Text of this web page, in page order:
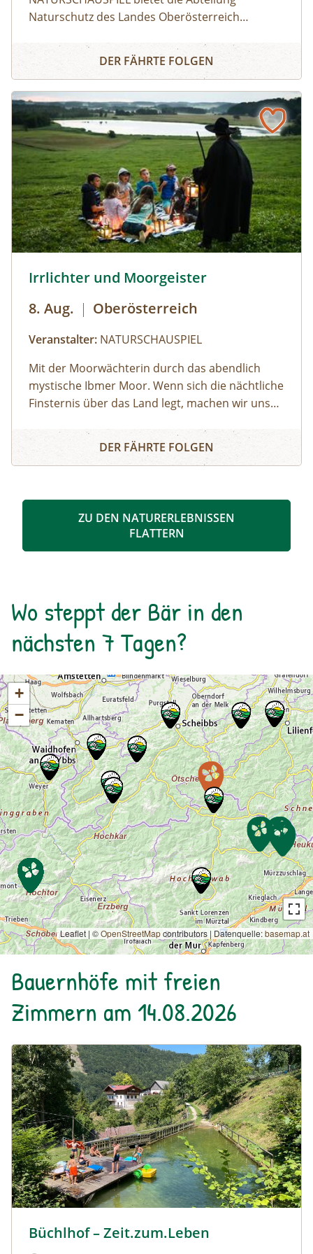
Naturschutz des Landes Oberösterreich
gleichzeitig Wissen über den Wert und den
Schutz der Natur vermitteln. ⁠⁠Finde dein
Touren in ganz Oberösterreich wählen: Egal ob
Lamatour, Flussexpedition, Pflanzenworkshops
oder Bergerlebnis – es ist für jede Altersgruppe
etwas dabei.⁠⁠So geht's:⁠Melde dich zu einem
Termin aus dem Veranstaltungskalender an
oder organisiere dein privates
NATURSCHAUSPIEL: Jede Tour kann auf Anfrage
zu individuell vereinbarten Terminen
durchgeführt werden. ⁠
Naturerlebnis
DER FÄHRTE FOLGEN
Irrlichter und Moorgeister
8. Aug. | Oberösterreich
Veranstalter: NATURSCHAUSPIEL
Mit der Moorwächterin durch das abendlich
mystische Ibmer Moor. Wenn sich die nächtliche
Finsternis über das Land legt, machen wir uns
Moorkomplex Österreichs finden seltene Tiere
und Pflanzen ideale Lebensbedingungen. Wir
Moorgeheimnis.Infos und Buchung:
Irrlichter und Moorgeister
DER FÄHRTE FOLGEN
ZU DEN NATURERLEBNISSEN
FLATTERN
Wo steppt der Bär in den
nächsten 7 Tagen?
+
−
Leaflet | ©OpenStreetMapcontributors | Datenquelle:basemap.at
Bauernhöfe mit freien
Zimmern am 14.08.2026
Urlaub am Bauernhof: Büchlhof – Zeit.zum.Leben
Urlaub am Bauernhof: Büchlhof – Zeit.zum.Leben
Büchlhof – Zeit.zum.Leben